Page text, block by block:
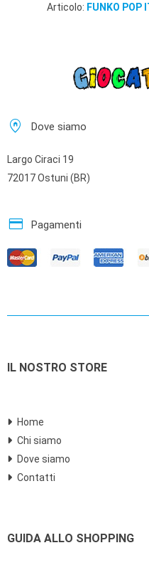
Articolo: FUNKO
home_pin Dove siamo
Largo Ciraci 19
72017 Ostuni (BR)
credit_card Pagamenti
IL NOSTRO STORE
Home
Chi siamo
Dove siamo
Contatti
GUIDA ALLO SHOPPING